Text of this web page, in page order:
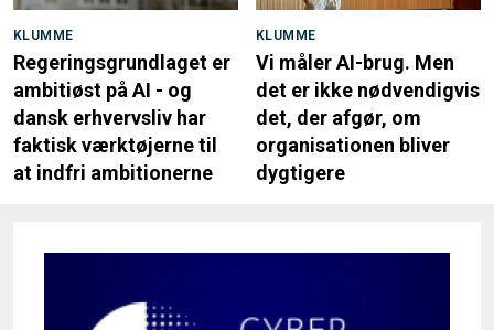
KLUMME
Regeringsgrundlaget er
ambitiøst på AI - og
dansk erhvervsliv har
faktisk værktøjerne til
at indfri ambitionerne
KLUMME
Vi måler AI-brug. Men
det er ikke nødvendigvis
det, der afgør, om
organisationen bliver
dygtigere